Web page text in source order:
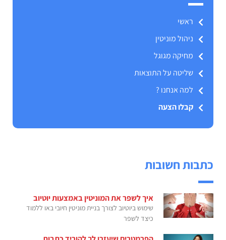
ראשי
ניהול מוניטין
מחיקה מגוגל
שליטה על התוצאות
למה אנחנו ?
קבלו הצעה
כתבות חשובות
איך לשפר את המוניטין באמצעות יוטיוב
שימוש ביוטיוב לצורך בניית מוניטין חיובי באו ללמוד
כיצד לשפר